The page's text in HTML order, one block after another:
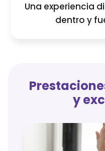
Una experiencia
dentro y
y